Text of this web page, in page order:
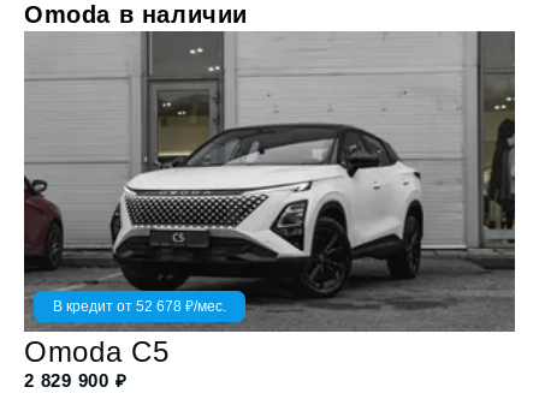
Omoda в наличии
В кредит от 52 678 ₽/мес.
Omoda C5
2 829 900 ₽